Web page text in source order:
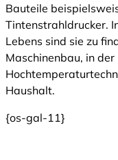
Bauteile
Tintenstrahldrucker.
Lebens sind sie zu
Maschinenbau, in
Haushalt.
{os-gal-11}